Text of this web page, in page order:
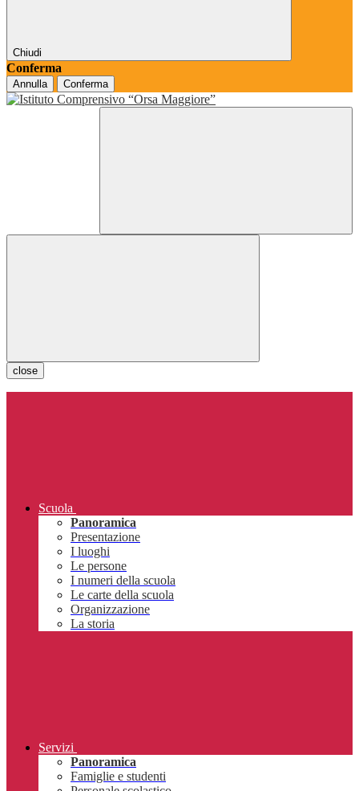
Chiudi
Conferma
Annulla Conferma
close
Scuola
Panoramica
Presentazione
I luoghi
Le persone
I numeri della scuola
Le carte della scuola
Organizzazione
La storia
Servizi
Panoramica
Famiglie e studenti